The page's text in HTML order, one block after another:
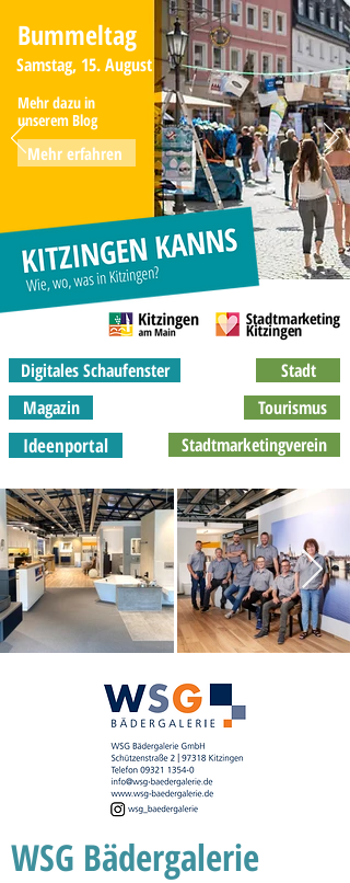
Bummeltag
Samstag, 15. August
Mehr dazu in
unserem Blog
Mehr erfahren
Stadt
Digitales Schaufenster
Magazin
Ideenportal
Tourismus
Stadtmarketingverein
WSG Bädergalerie